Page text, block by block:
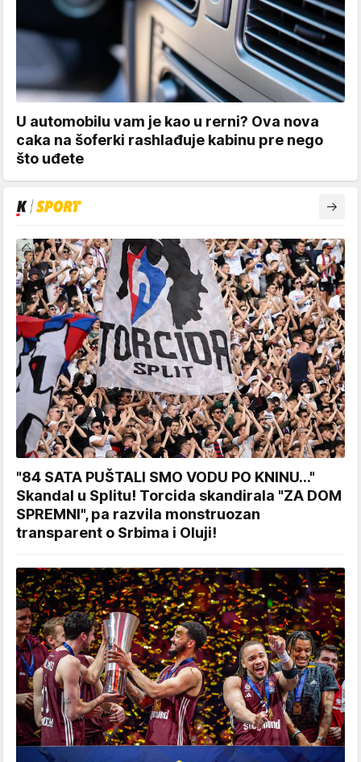
U automobilu vam je kao u rerni? Ova nova
caka na šoferki rashlađuje kabinu pre nego
što uđete
"84 SATA PUŠTALI SMO VODU PO KNINU..."
Skandal u Splitu! Torcida skandirala "ZA DOM
SPREMNI", pa razvila monstruozan
transparent o Srbima i Oluji!